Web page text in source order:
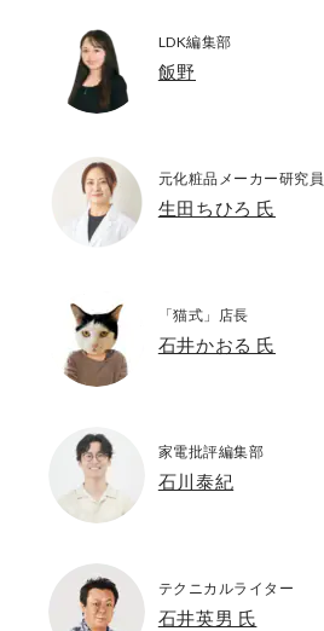
LDK編集部
飯野
元化粧品メーカー研究員
生田ちひろ 氏
「猫式」店長
石井かおる 氏
家電批評編集部
石川泰紀
テクニカルライター
石井英男 氏